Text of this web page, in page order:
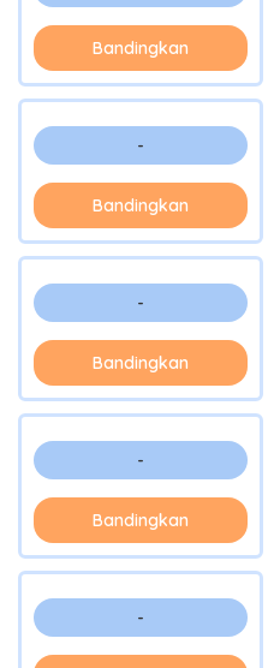
Bandingkan
-
Bandingkan
-
Bandingkan
-
Bandingkan
-